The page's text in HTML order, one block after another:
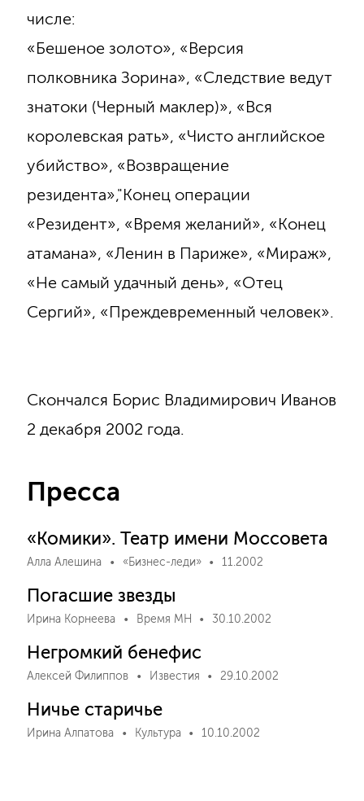
числе:
«Бешеное золото», «Версия
полковника Зорина», «Следствие ведут
знатоки (Черный маклер)», «Вся
королевская рать», «Чисто английское
убийство», «Возвращение
резидента»,"Конец операции
«Резидент», «Время желаний», «Конец
атамана», «Ленин в Париже», «Мираж»,
«Не самый удачный день», «Отец
Сергий», «Преждевременный человек».
Скончался Борис Владимирович Иванов
2 декабря 2002 года.
Пресса
«Комики». Театр имени Моссовета
Алла Алешина «Бизнес-леди» 11.2002
Погасшие звезды
Ирина Корнеева Время МН 30.10.2002
Негромкий бенефис
Алексей Филиппов Известия 29.10.2002
Ничье старичье
Ирина Алпатова Культура 10.10.2002